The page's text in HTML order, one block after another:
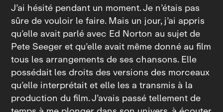
J’ai hésité pendant un moment. Je n’étais pas
sûre de vouloir le faire. Mais un jour, j’ai appris
qu’elle avait parlé avec Ed Norton au sujet de
Pete Seeger et qu’elle avait même donné au film
tous les arrangements de ses chansons. Elle
possédait les droits des versions des morceaux
qu’elle interprétait et elle les a transmis à la
production du film. J’avais passé tellement de